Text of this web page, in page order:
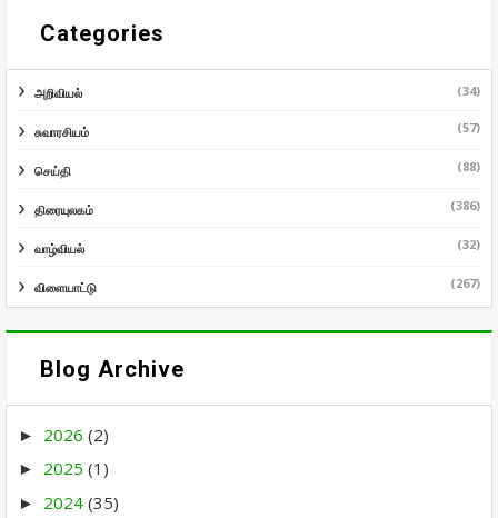
Categories
அறிவியல் (34)
சுவாரசியம் (57)
செய்தி (88)
திரையுலகம் (386)
வாழ்வியல் (32)
விளையாட்டு (267)
Blog Archive
► 2026 (2)
► 2025 (1)
► 2024 (35)